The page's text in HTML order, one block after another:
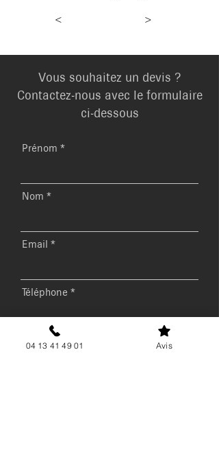
< >
Vous souhaitez un devis ?
Contactez-nous avec le formulaire
ci-dessous
Prénom
Nom
Email
Téléphone
Message
04 13 41 49 01 Avis